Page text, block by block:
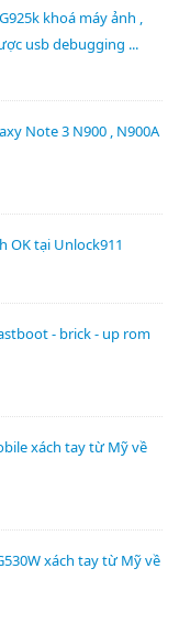
khoá máy ảnh ,
usb debugging ...
Note 3 N900 , N900A
OK tại Unlock911
- brick - up rom
xách tay từ Mỹ về
xách tay từ Mỹ về